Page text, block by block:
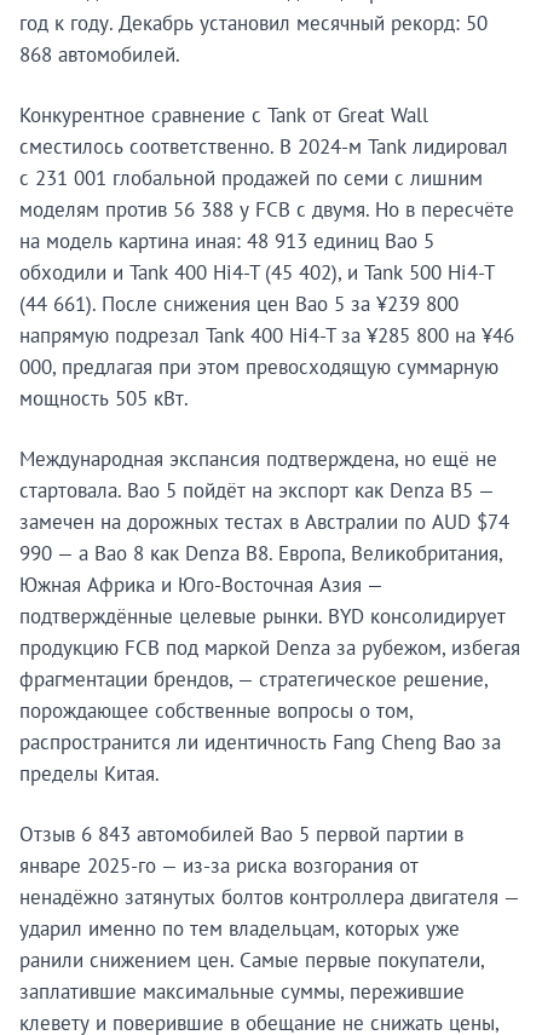
год к году. Декабрь установил месячный рекорд: 50
868 автомобилей.
Конкурентное сравнение с Tank от Great Wall
сместилось соответственно. В 2024-м Tank лидировал
с 231 001 глобальной продажей по семи с лишним
моделям против 56 388 у FCB с двумя. Но в пересчёте
на модель картина иная: 48 913 единиц Bao 5
обходили и Tank 400 Hi4-T (45 402), и Tank 500 Hi4-T
(44 661). После снижения цен Bao 5 за ¥239 800
напрямую подрезал Tank 400 Hi4-T за ¥285 800 на ¥46
000, предлагая при этом превосходящую суммарную
мощность 505 кВт.
Международная экспансия подтверждена, но ещё не
стартовала. Bao 5 пойдёт на экспорт как Denza B5 —
замечен на дорожных тестах в Австралии по AUD $74
990 — а Bao 8 как Denza B8. Европа, Великобритания,
Южная Африка и Юго-Восточная Азия —
подтверждённые целевые рынки. BYD консолидирует
продукцию FCB под маркой Denza за рубежом, избегая
фрагментации брендов, — стратегическое решение,
порождающее собственные вопросы о том,
распространится ли идентичность Fang Cheng Bao за
пределы Китая.
Отзыв 6 843 автомобилей Bao 5 первой партии в
январе 2025-го — из-за риска возгорания от
ненадёжно затянутых болтов контроллера двигателя —
ударил именно по тем владельцам, которых уже
ранили снижением цен. Самые первые покупатели,
заплатившие максимальные суммы, пережившие
клевету и поверившие в обещание не снижать цены,